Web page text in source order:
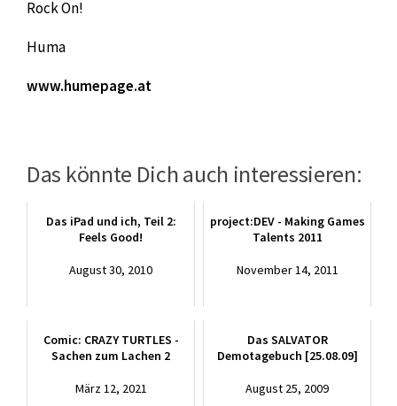
Rock On!
Huma
www.humepage.at
Das könnte Dich auch interessieren:
Das iPad und ich, Teil 2:
Feels Good!
August 30, 2010
project:DEV - Making Games
Talents 2011
November 14, 2011
Comic: CRAZY TURTLES -
Sachen zum Lachen 2
März 12, 2021
Das SALVATOR
Demotagebuch [25.08.09]
August 25, 2009